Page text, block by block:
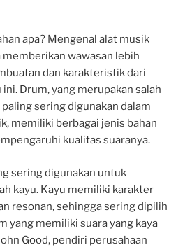
apa? Mengenal alat musik
wawasan lebih
dan karakteristik dari
Drum, yang merupakan salah
sering digunakan dalam
memiliki berbagai jenis bahan
kualitas suaranya.
sering digunakan untuk
kayu. Kayu memiliki karakter
resonan, sehingga sering dipilih
yang memiliki suara yang kaya
Good, pendiri perusahaan